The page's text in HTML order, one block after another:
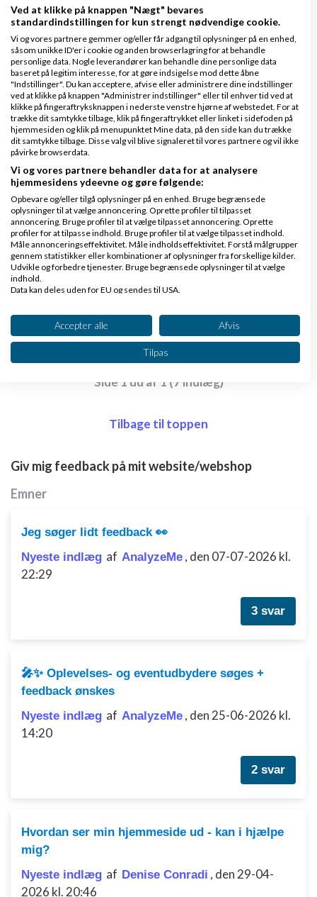
Hej Jesper,
Mange tak for dit input.
Jeg har lige fået skaffet mig et webcam, så jeg kan
begynde at lave nogle videoer.
Omkring linkbuilding, ja, der sker ikke meget på den
front. Jeg har prøvet, at finde nogle relevante
hvor jeg kan komme med godeindlæg
linkjuice. Men jeg synes, at det er begrænset med
investeringsblog og lignende - det er nok bare mig,
der ikke kan se skoven for bare træer.
Ha' en god dag.
Side 1 ud af 1 (7 indlæg)
Tilbage til toppen
Giv mig feedback på mit website/webshop
Emner
Jeg søger lidt feedback 👀
Nyeste indlæg af AnalyzeMe , den 07-07-2026 kl.
22:29
3 svar
🎤✨ Oplevelses- og eventudbydere søges +
feedback ønskes
Nyeste indlæg af AnalyzeMe , den 25-06-2026 kl.
14:20
2 svar
Hvordan ser min hjemmeside ud - kan i hjælpe
mig?
Nyeste indlæg af Denise Conradi , den 29-04-
2026 kl. 20:46
Ved at klikke på knappen "Nægt" bevares
standardindstillingen for kun strengt nødvendige cookie.
Vi og vores partnere gemmer og/eller får adgang til oplysninger på en enhed,
såsom unikke ID'er i cookie og anden browserlagring for at behandle
personlige data. Nogle leverandører kan behandle dine personlige data
baseret på legitim interesse, for at gøre indsigelse mod dette åbne
"Indstillinger". Du kan acceptere, afvise eller administrere dine indstillinger
ved at klikke på knappen "Administrer indstillinger" eller til enhver tid ved at
klikke på fingeraftryksknappen i nederste venstre hjørne af webstedet. For at
trække dit samtykke tilbage, klik på fingeraftrykket eller linket i sidefoden på
hjemmesiden og klik på menupunktet Mine data, på den side kan du trække
dit samtykke tilbage. Disse valg vil blive signaleret til vores partnere og vil ikke
påvirke browserdata.
Vi og vores partnere behandler data for at analysere
hjemmesidens ydeevne og gøre følgende:
Opbevare og/eller tilgå oplysninger på en enhed. Bruge begrænsede
oplysninger til at vælge annoncering. Oprette profiler til tilpasset
annoncering. Bruge profiler til at vælge tilpasset annoncering. Oprette
profiler for at tilpasse indhold. Bruge profiler til at vælge tilpasset indhold.
Måle annonceringseffektivitet. Måle indholdseffektivitet. Forstå målgrupper
gennem statistikker eller kombinationer af oplysninger fra forskellige kilder.
Udvikle og forbedre tjenester. Bruge begrænsede oplysninger til at vælge
indhold.
Data kan deles uden for EU og sendes til USA.
Se partnerliste (2 IAB-leverandører)
Vi bruger dine data til følgende formål:
IAB's behandlingsformål:
Opbevare og/eller tilgå oplysninger på en
Bruge begrænsede oplysninger til at vælge
Oprette profiler til tilpasset annoncering
Bruge profiler til at vælge tilpasset
Oprette profiler for at tilpasse indhold
Bruge profiler til at vælge tilpasset indhold
kilder
Bruge begrænsede oplysninger til at vælge
Identificere enheder baseret på aktivt
anmodede oplysninger
Ikke-IAB-behandlingsformål:
Nødvendig
Accepter alle Afvis
Tilpas